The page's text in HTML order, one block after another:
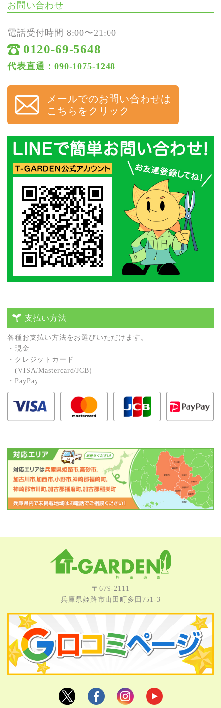
お問い合わせ
電話受付時間 8:00〜21:00
0120-69-5648
代表直通：090-1075-1248
メールでのお問い合わせは
こちらをクリック
支払い方法
各種お⽀払い⽅法をお選びいただけます。
・現⾦
・クレジットカード
(VISA/Mastercard/JCB)
・PayPay
〒679-2111
兵庫県姫路市⼭⽥町多⽥751-3